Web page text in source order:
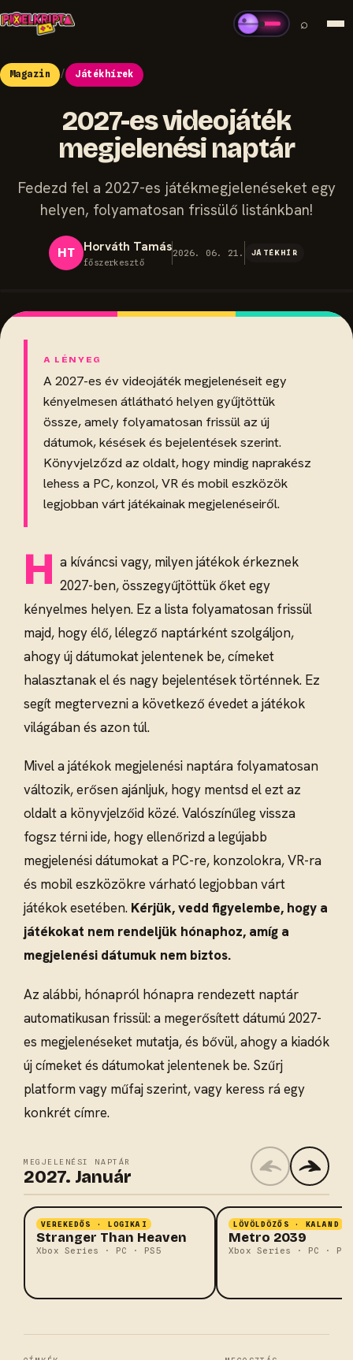
⌕
Magazin / Játékhírek
2027-es videojáték
megjelenési naptár
Fedezd fel a 2027-es játékmegjelenéseket egy
helyen, folyamatosan frissülő listánkban!
HT Horváth Tamás
főszerkesztő
2026. 06. 21. JÁTÉKHÍR
A 2027-es év videojáték megjelenéseit egy
kényelmesen átlátható helyen gyűjtöttük
össze, amely folyamatosan frissül az új
dátumok, késések és bejelentések szerint.
Könyvjelzőzd az oldalt, hogy mindig naprakész
lehess a PC, konzol, VR és mobil eszközök
legjobban várt játékainak megjelenéseiről.
H a kíváncsi vagy, milyen játékok érkeznek
2027-ben, összegyűjtöttük őket egy
kényelmes helyen. Ez a lista folyamatosan frissül
majd, hogy élő, lélegző naptárként szolgáljon,
ahogy új dátumokat jelentenek be, címeket
halasztanak el és nagy bejelentések történnek. Ez
segít megtervezni a következő évedet a játékok
világában és azon túl.
Mivel a játékok megjelenési naptára folyamatosan
változik, erősen ajánljuk, hogy mentsd el ezt az
oldalt a könyvjelzőid közé. Valószínűleg vissza
fogsz térni ide, hogy ellenőrizd a legújabb
megjelenési dátumokat a PC-re, konzolokra, VR-ra
és mobil eszközökre várható legjobban várt
játékok esetében. Kérjük, vedd figyelembe, hogy a
játékokat nem rendeljük hónaphoz, amíg a
megjelenési dátumuk nem biztos.
Az alábbi, hónapról hónapra rendezett naptár
automatikusan frissül: a megerősített dátumú 2027-
es megjelenéseket mutatja, és bővül, ahogy a kiadók
új címeket és dátumokat jelentenek be. Szűrj
platform vagy műfaj szerint, vagy keress rá egy
konkrét címre.
MEGJELENÉSI NAPTÁR
2027. Január
VEREKEDŐS · LOGIKAI
Stranger Than Heaven
Xbox Series · PC · PS5
LÖVÖLDÖZŐS · KALAND
Metro 2039
Xbox Series · PC · PS5